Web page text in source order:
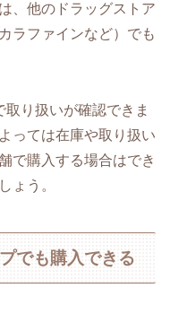
、他のドラッグストア
ラファインなど）でも
り扱いが確認できま
っては在庫や取り扱い
で購入する場合はでき
ょう。
でも購入できる